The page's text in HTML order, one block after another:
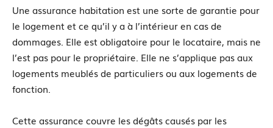
Une assurance habitation est une sorte de garantie pour
le logement et ce qu’il y a à l’intérieur en cas de
dommages. Elle est obligatoire pour le locataire, mais ne
l’est pas pour le propriétaire. Elle ne s’applique pas aux
logements meublés de particuliers ou aux logements de
fonction.
Cette assurance couvre les dégâts causés par les